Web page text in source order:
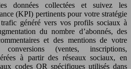
données collectées et suivez les
(KPI) pertinents pour votre stratégie
généré vers vos profils sociaux à
du nombre d’abonnés, des
et des mentions de votre
(ventes, inscriptions,
à partir des réseaux sociaux, en
codes QR spécifiques utilisés dans